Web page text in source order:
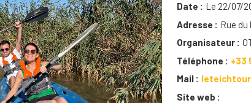
Date
Le 22/07/
Adresse
Rue du
Organisateur
Téléphone
+33
Mail
Site web